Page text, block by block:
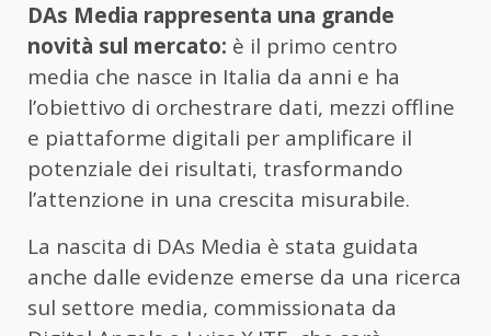
DAs Media rappresenta una grande
novità sul mercato: è il primo centro
media che nasce in Italia da anni e ha
l’obiettivo di orchestrare dati, mezzi offline
e piattaforme digitali per amplificare il
potenziale dei risultati, trasformando
l’attenzione in una crescita misurabile.
La nascita di DAs Media è stata guidata
anche dalle evidenze emerse da una ricerca
sul settore media, commissionata da